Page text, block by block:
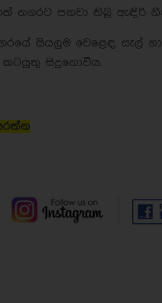
නගරට පනවා තිබූ ඇඳිරි
සියලුම වෙළෙඳ සැල්
කටයුතු සිදුනොවීය.